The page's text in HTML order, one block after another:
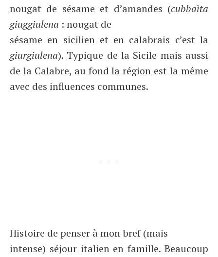
nougat de sésame et d’amandes (cubbaìta
giuggiulena : nougat de
sésame en sicilien et en calabrais c’est la
giurgiulena). Typique de la Sicile mais aussi
de la Calabre, au fond la région est la même
avec des influences communes.
Histoire de penser à mon bref (mais
intense) séjour italien en famille. Beaucoup